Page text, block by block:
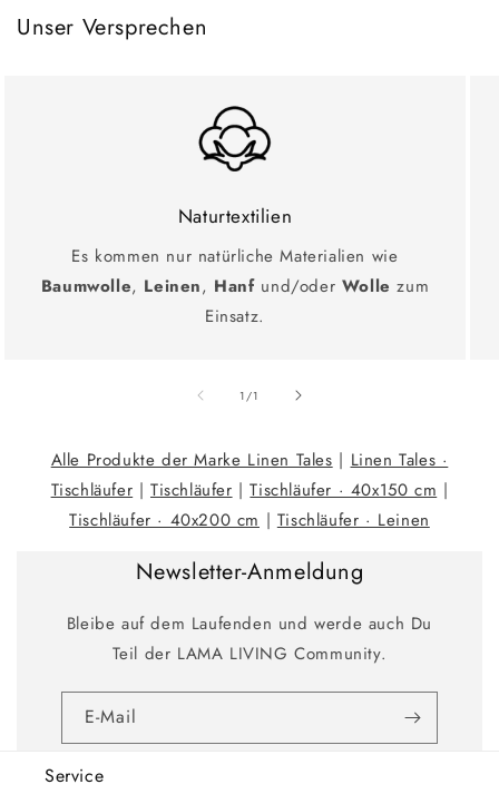
Unser Versprechen
Naturtextilien
Es kommen nur natürliche Materialien wie
Baumwolle, Leinen, Hanfund/oder Wolle zum
Einsatz.
1 /Ab1
Alle Produkte der Marke Linen Tales | Linen Tales ·
Tischläufer | Tischläufer |Tischläufer · 40x150 cm |
Tischläufer · 40x200 cm | Tischläufer · Leinen
Newsletter-Anmeldung
Bleibe auf dem Laufenden und werde auch Du
Teil der LAMA LIVING Community.
E-Mail
Service